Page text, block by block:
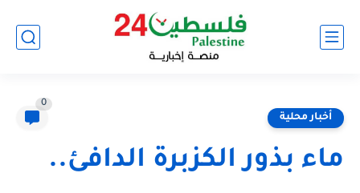
أخبار محلية
0
ماء بذور الكزبرة الدافئ..